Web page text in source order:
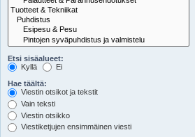
Etsi sisäalueet:
Kyllä
Ei
Hae täältä:
Viestin otsikot ja tekstit
Vain teksti
Viestin otsikko
Viestiketjujen ensimmäinen viesti